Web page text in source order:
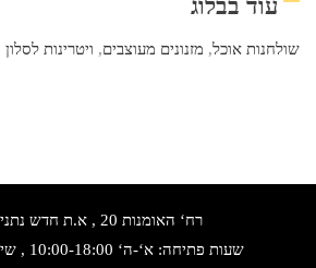
שולחנות אוכל, מזנונים מעוצבים, ויטרינות לסלון
רח‘ האומנות 20 , א.ת חדש נתניה, טלפון:
שעות פתיחה: א‘-ה‘ 10:00-18:00 , שישי: 9:00-14:00